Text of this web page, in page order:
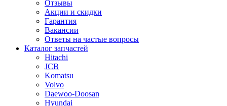
Отзывы
Акции и скидки
Гарантия
Вакансии
Ответы на частые вопросы
Каталог запчастей
Hitachi
JCB
Komatsu
Volvo
Daewoo-Doosan
Hyundai